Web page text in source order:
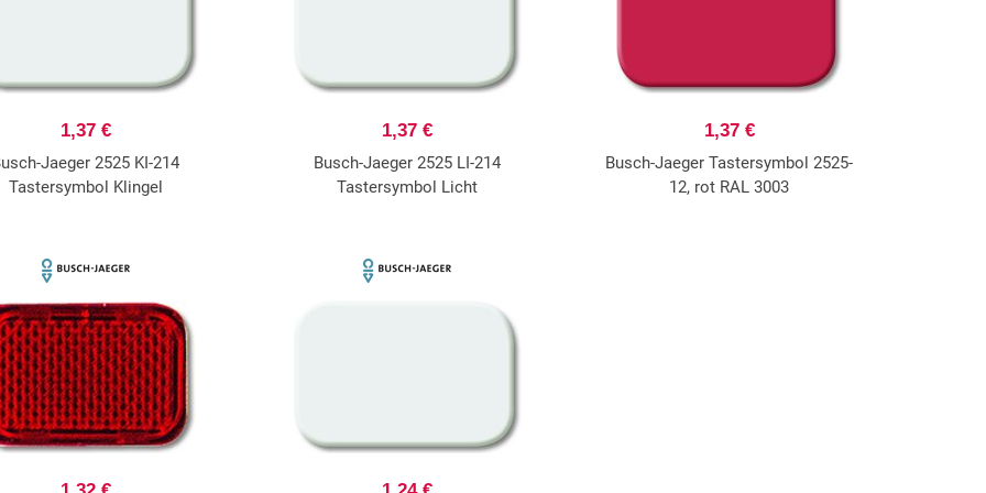
1,37 €
Jaeger 2525 KI-214
Tastersymbol Klingel
1,37 €
Busch-Jaeger 2525 LI-214
Tastersymbol Licht
1,37 €
Busch-Jaeger Tastersymbol 2525-
12, rot RAL 3003